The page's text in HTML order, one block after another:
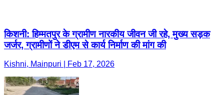
किशनी: हिम्मतपुर के ग्रामीण नारकीय जीवन जी रहे, मुख्य सड़क
जर्जर, ग्रामीणों ने डीएम से कार्य निर्माण की मांग की
Kishni, Mainpuri | Feb 17, 2026